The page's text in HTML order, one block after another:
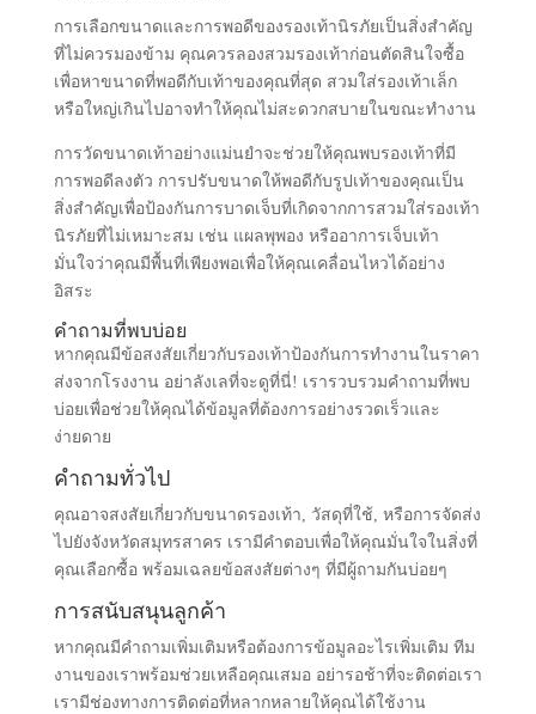
การเลือกขนาดและการพอดีของรองเท้านิรภัยเป็นสิ่งสำคัญ
ที่ไม่ควรมองข้าม คุณควรลองสวมรองเท้าก่อนตัดสินใจซื้อ
เพื่อหาขนาดที่พอดีกับเท้าของคุณที่สุด สวมใส่รองเท้าเล็ก
หรือใหญ่เกินไปอาจทำให้คุณไม่สะดวกสบายในขณะทำงาน
การวัดขนาดเท้าอย่างแม่นยำจะช่วยให้คุณพบรองเท้าที่มี
การพอดีลงตัว การปรับขนาดให้พอดีกับรูปเท้าของคุณเป็น
สิ่งสำคัญเพื่อป้องกันการบาดเจ็บที่เกิดจากการสวมใส่รองเท้า
นิรภัยที่ไม่เหมาะสม เช่น แผลพุพอง หรืออาการเจ็บเท้า
มั่นใจว่าคุณมีพื้นที่เพียงพอเพื่อให้คุณเคลื่อนไหวได้อย่าง
อิสระ
คำถามที่พบบ่อย
หากคุณมีข้อสงสัยเกี่ยวกับรองเท้าป้องกันการทำงานในราคา
ส่งจากโรงงาน อย่าลังเลที่จะดูที่นี่! เรารวบรวมคำถามที่พบ
บ่อยเพื่อช่วยให้คุณได้ข้อมูลที่ต้องการอย่างรวดเร็วและ
ง่ายดาย
คำถามทั่วไป
คุณอาจสงสัยเกี่ยวกับขนาดรองเท้า, วัสดุที่ใช้, หรือการจัดส่ง
ไปยังจังหวัดสมุทรสาคร เรามีคำตอบเพื่อให้คุณมั่นใจในสิ่งที่
คุณเลือกซื้อ พร้อมเฉลยข้อสงสัยต่างๆ ที่มีผู้ถามกันบ่อยๆ
การสนับสนุนลูกค้า
หากคุณมีคำถามเพิ่มเติมหรือต้องการข้อมูลอะไรเพิ่มเติม ทีม
งานของเราพร้อมช่วยเหลือคุณเสมอ อย่ารอช้าที่จะติดต่อเรา
เรามีช่องทางการติดต่อที่หลากหลายให้คุณได้ใช้งาน